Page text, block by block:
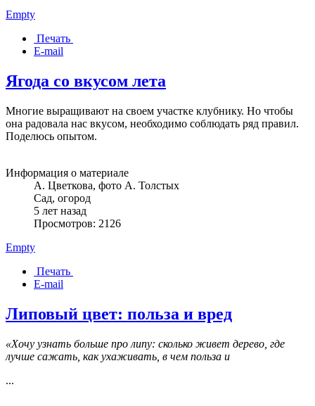
Empty
Печать
E-mail
Ягода со вкусом лета
Многие выращивают на своем участке клубнику. Но чтобы
она радовала нас вкусом, необходимо соблюдать ряд правил.
Поделюсь опытом.
Информация о материале
А. Цветкова, фото А. Толстых
Сад, огород
5 лет назад
Просмотров: 2126
Empty
Печать
E-mail
Липовый цвет: польза и вред
«Хочу узнать больше про липу: сколько живет дерево, где
лучше сажать, как ухаживать, в чем польза и
...